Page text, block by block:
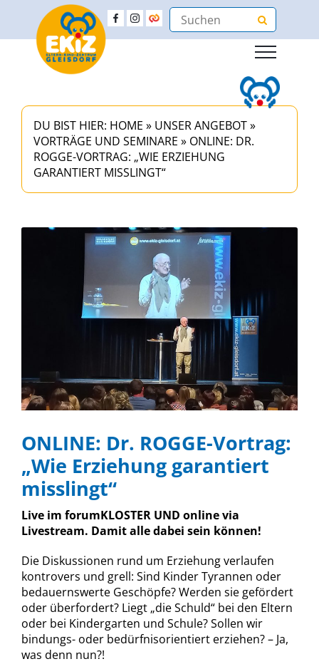
DU BIST HIER: HOME » UNSER ANGEBOT»
VORTRÄGE UND SEMINARE » ONLINE: DR.
ROGGE-VORTRAG: „WIE ERZIEHUNG
GARANTIERT MISSLINGT“
ONLINE: Dr. ROGGE-Vortrag:
„Wie Erziehung garantiert
misslingt“
Live im forumKLOSTER UND online via
Livestream. Damit alle dabei sein können!
Die Diskussionen rund um Erziehung verlaufen
kontrovers und grell: Sind Kinder Tyrannen oder
bedauernswerte Geschöpfe? Werden sie gefördert
oder überfordert? Liegt „die Schuld“ bei den Eltern
oder bei Kindergarten und Schule? Sollen wir
bindungs- oder bedürfnisorientiert erziehen? – Ja,
was denn nun?!